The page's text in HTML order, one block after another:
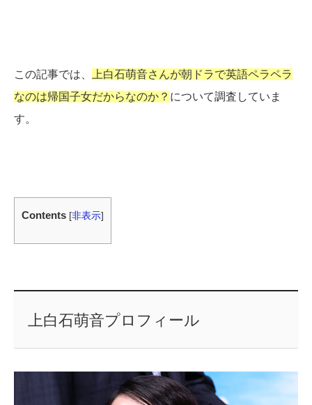
この記事では、
上白石萌音さんが朝ドラで英語ペラペラ
なのは帰国子女だからなのか？ について調査していま
す。
Contents [非表示]
上白石萌音プロフィール